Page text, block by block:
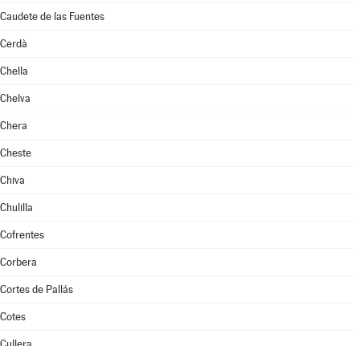
Caudete de las Fuentes
Cerdà
Chella
Chelva
Chera
Cheste
Chiva
Chulilla
Cofrentes
Corbera
Cortes de Pallás
Cotes